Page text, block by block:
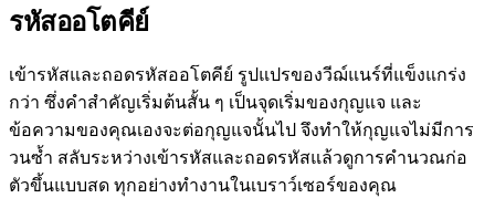
รหัสออโตคีย์
เข้ารหัสและถอดรหัสออโตคีย์ รูปแปรของวีฌ์แนร์ที่แข็งแกร่ง
กว่า ซึ่งคำสำคัญเริ่มต้นสั้น ๆ เป็นจุดเริ่มของกุญแจ และ
ข้อความของคุณเองจะต่อกุญแจนั้นไป จึงทำให้กุญแจไม่มีการ
วนซ้ำ สลับระหว่างเข้ารหัสและถอดรหัสแล้วดูการคำนวณก่อ
ตัวขึ้นแบบสด ทุกอย่างทำงานในเบราว์เซอร์ของคุณ